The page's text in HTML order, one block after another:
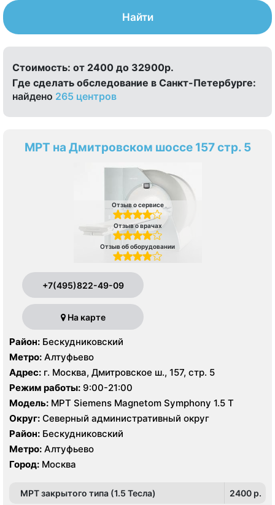
Найти
Стоимость: от 2400 до 32900р.
Где сделать обследование в Санкт-Петербурге:
найдено 265 центров
МРТ на Дмитровском шоссе 157 стр. 5
Отзыв о сервисе
Отзыв о врачах
Отзыв об оборудовании
+7(495)822-49-09
На карте
Район: Бескудниковский
Метро: Алтуфьево
Адрес: г. Москва, Дмитровское ш., 157, стр. 5
Режим работы: 9:00-21:00
Модель:
МРТ Siemens Magnetom Symphony 1.5 Т
Округ: Северный административный округ
Район: Бескудниковский
Метро: Алтуфьево
Город: Москва
МРТ закрытого типа (1.5 Тесла) 2400 p.